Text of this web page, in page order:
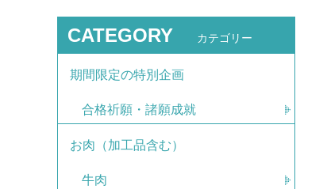
CATEGORY カテゴリー
期間限定の特別企画
合格祈願・諸願成就
お肉（加工品含む）
牛肉